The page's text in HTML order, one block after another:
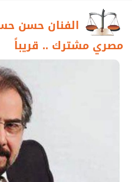
الفنان حسن
مصري مشترك .. قريباً